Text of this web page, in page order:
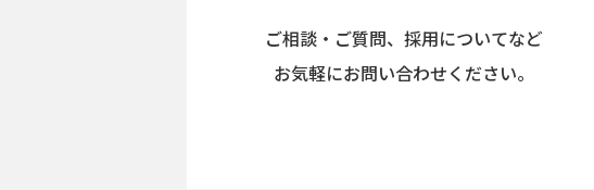
ご相談・ご質問、採用についてなど
お気軽にお問い合わせください。